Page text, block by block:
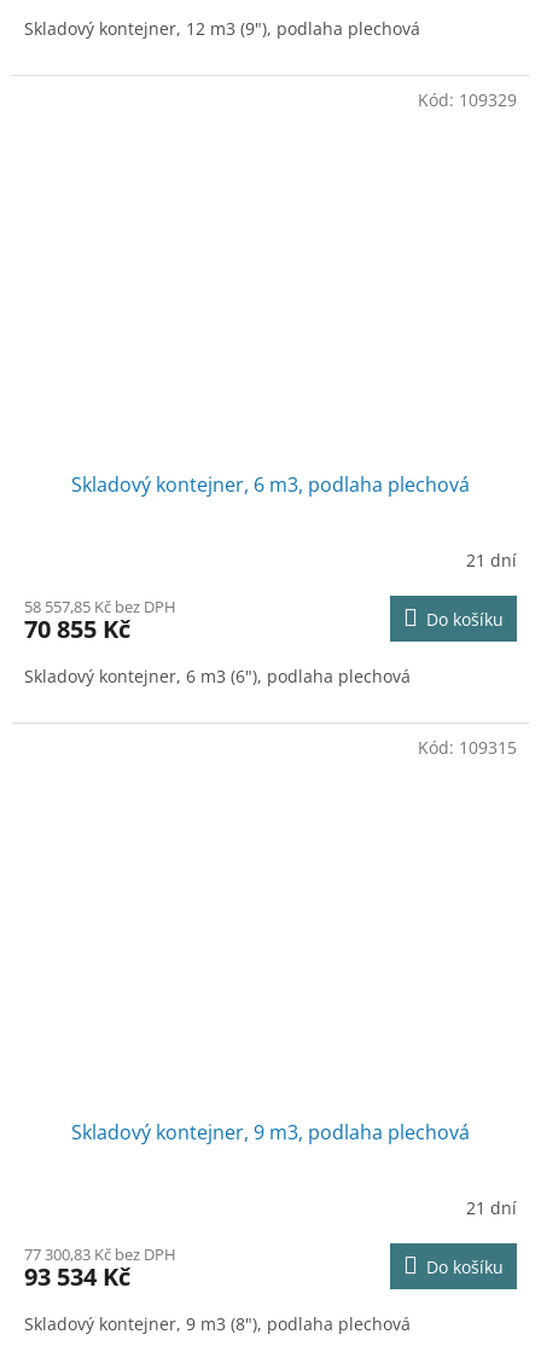
Skladový kontejner, 12 m3 (9"), podlaha plechová
Skladový kontejner, 6 m3, podlaha plechová
21 dní
58 557,85 Kč bez DPH
70 855 Kč Do košíku
Skladový kontejner, 6 m3 (6"), podlaha plechová
Kód: 109329
Skladový kontejner, 9 m3, podlaha plechová
21 dní
77 300,83 Kč bez DPH
93 534 Kč Do košíku
Skladový kontejner, 9 m3 (8"), podlaha plechová
Kód: 109315